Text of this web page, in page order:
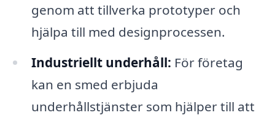
genom att tillverka prototyper och
hjälpa till med designprocessen.
Industriellt underhåll: För företag
kan en smed erbjuda
underhållstjänster som hjälper till att